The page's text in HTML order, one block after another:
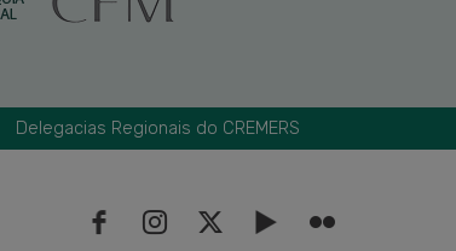
Delegacias Regionais do CREMERS